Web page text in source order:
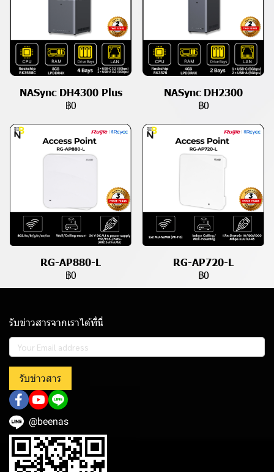
NASync DH4300 Plus
฿0
NASync DH2300
฿0
RG-AP880-L
฿0
RG-AP720-L
฿0
รับข่าวสารจากเราได้ที่นี่
รับข่าวสาร
@beenas